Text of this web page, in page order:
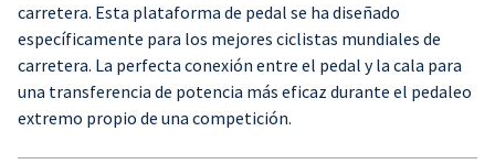
carretera. Esta plataforma de pedal se ha diseñado
específicamente para los mejores ciclistas mundiales de
carretera. La perfecta conexión entre el pedal y la cala para
una transferencia de potencia más eficaz durante el pedaleo
extremo propio de una competición.